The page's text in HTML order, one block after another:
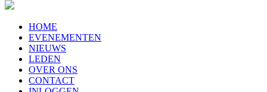
HOME
EVENEMENTEN
NIEUWS
LEDEN
OVER ONS
CONTACT